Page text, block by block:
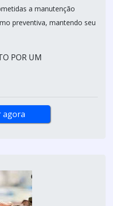
a manutenção
preventiva, mantendo seu
POR UM
agora